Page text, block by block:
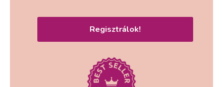
Regisztrálok!